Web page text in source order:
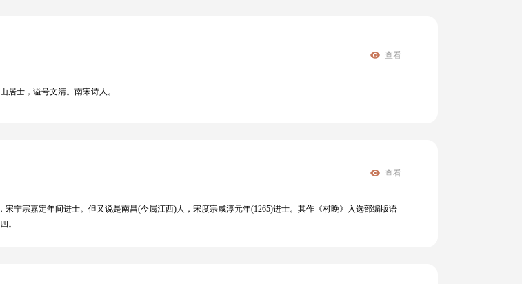
查看
居士，谥号文清。南宋诗人。
查看
宁宗嘉定年间进士。但又说是南昌(今属江西)人，宋度宗咸淳元年(1265)进士。其作《村晚》入选部编版语
。